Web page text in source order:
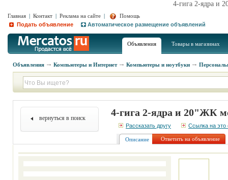
4-гига 2-ядра и
Главная | Контакт | Реклама на сайте |
Помощь
Подать объявление
Автоматическое размещение объявлений
Объявления Товары в магазинах
Объявления Компьютеры и Интернет Компьютеры и ноутбуки
вернуться в поиск 4-гига 2-ядра и 20"ЖК
Рассказать другу Ссылка на это
Описание Ответить на объявление